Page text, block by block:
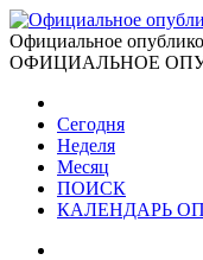
Официальное
ОФИЦИАЛЬНОЕ
Сегодня
Неделя
Месяц
ПОИСК
КАЛЕНДАРЬ